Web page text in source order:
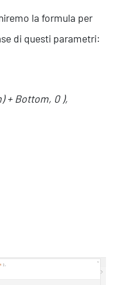
la formula per
di questi parametri:
+ Bottom, 0 ),